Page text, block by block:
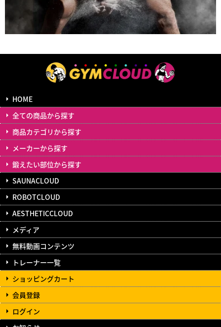
HOME
全ての商品から探す
商品カテゴリから探す
メーカーから探す
鍛えたい部位から探す
SAUNACLOUD
ROBOTCLOUD
AESTHETICCLOUD
メディア
無料動画コンテンツ
トレーナー一覧
ショッピングカート
会員登録
ログイン